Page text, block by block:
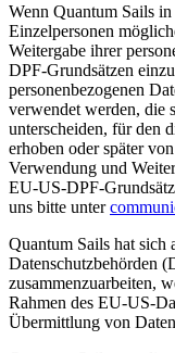
Wenn Quantum Sails
Einzelpersonen
Weitergabe ihrer
DPF-Grundsätzen
personenbezogenen
verwendet werden, die
unterscheiden, für den
erhoben oder später
Verwendung und
EU-US-DPF-
uns bitte unter
Quantum Sails hat
Datenschutzbehörden
zusammenzuarbeiten,
Rahmen des EU-US-
Übermittlung von